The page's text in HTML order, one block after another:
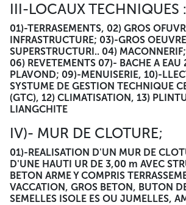
III-LOCAUX TECHNIQUES :
01)-TERRASEMENTS, 02) GROS
INFRASTRUCTURE; 03)-GROS
SUPERSTRUCTURI.. 04)
06) REVETEMENTS 07)- BACHE A
PLAVOND; 09)-MENUISERIE, 10)-
SYSTUME DE GESTION TECHNIQUE
(GTC), 12) CLIMATISATION, 13)
LIANGCHITE
IV)- MUR DE CLOTURE;
01)-REALISATION D'UN MUR DE
D'UNE HAUTI UR DE 3,00 m AVEC
BETON ARME Y COMPRIS
VACCATION, GROS BETON, BUTON
SEMELLES ISOLE ES OU JUMELLES,